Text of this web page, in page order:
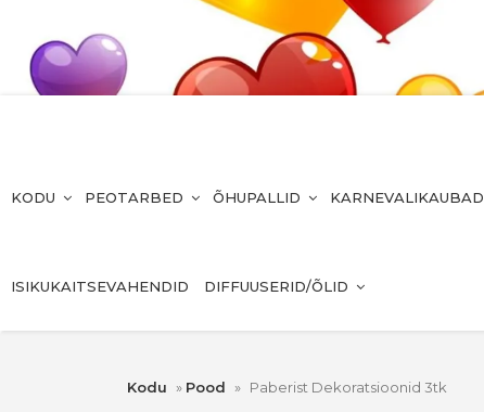
KODU PEOTARBED ÕHUPALLID KARNEVALIKAUBAD
ISIKUKAITSEVAHENDID DIFFUUSERID/ÕLID
Kodu » Pood » Paberist Dekoratsioonid 3tk